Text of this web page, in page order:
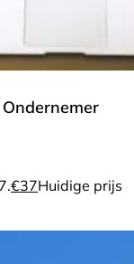
€37Huidige prijs